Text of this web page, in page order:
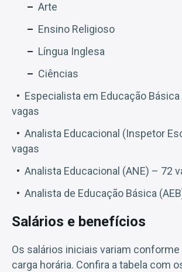
Arte
Ensino Religioso
Língua Inglesa
Ciências
Especialista em Educação Básica
vagas
Analista Educacional (Inspetor
vagas
Analista Educacional (ANE) – 72
Analista de Educação Básica
Salários e benefícios
Os salários iniciais variam conforme
carga horária. Confira a tabela com